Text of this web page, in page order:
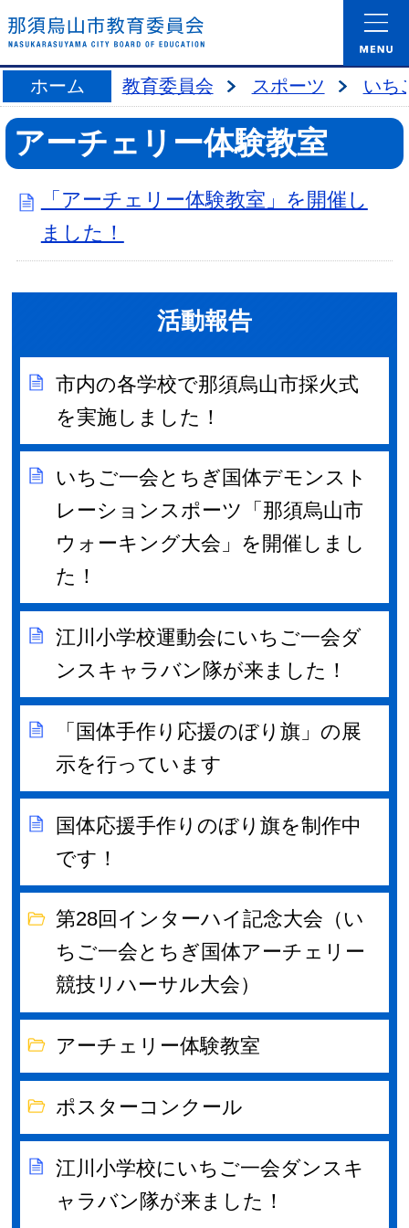
ホーム 教育委員会 スポーツ いち
アーチェリー体験教室
「アーチェリー体験教室」を開催し
ました！
活動報告
市内の各学校で那須烏山市採火式
を実施しました！
いちご一会とちぎ国体デモンスト
レーションスポーツ「那須烏山市
ウォーキング大会」を開催しまし
た！
江川小学校運動会にいちご一会ダ
ンスキャラバン隊が来ました！
「国体手作り応援のぼり旗」の展
示を行っています
国体応援手作りのぼり旗を制作中
です！
第28回インターハイ記念大会（い
ちご一会とちぎ国体アーチェリー
競技リハーサル大会）
アーチェリー体験教室
ポスターコンクール
江川小学校にいちご一会ダンスキ
ャラバン隊が来ました！